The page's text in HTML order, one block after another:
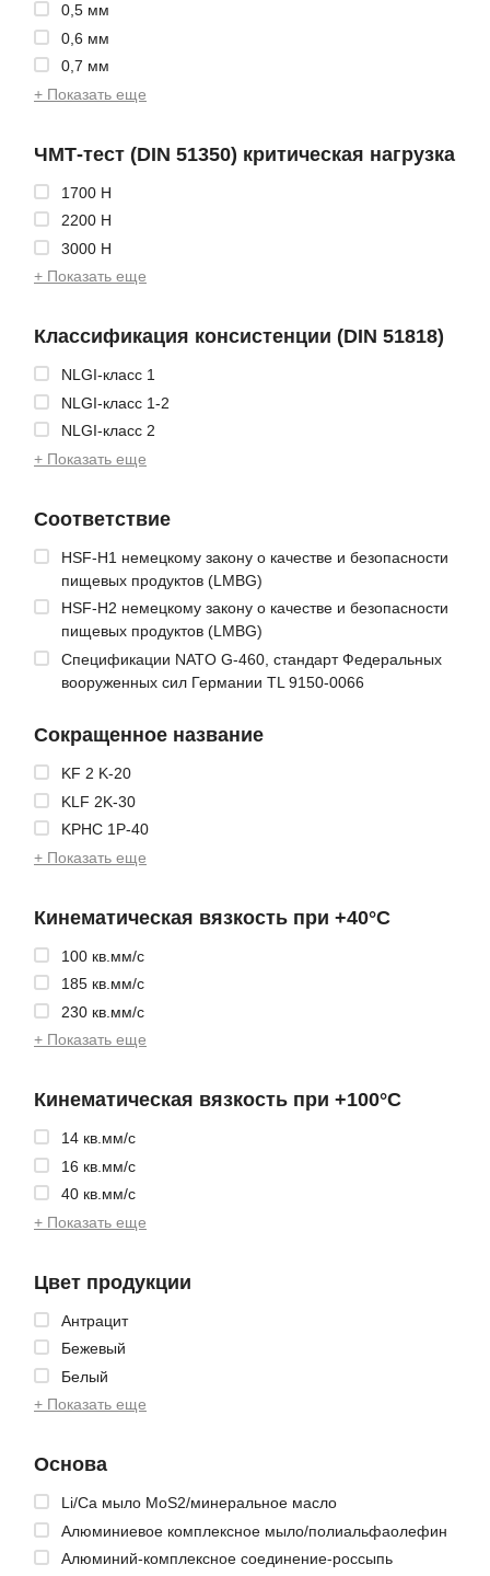
0,5 мм
0,6 мм
0,7 мм
+ Показать еще
ЧМТ-тест (DIN 51350) критическая нагрузка
1700 Н
2200 Н
3000 Н
+ Показать еще
Классификация консистенции (DIN 51818)
NLGI-класс 1
NLGI-класс 1-2
NLGI-класс 2
+ Показать еще
Соответствие
HSF-H1 немецкому закону о качестве и безопасности
пищевых продуктов (LMBG)
HSF-H2 немецкому закону о качестве и безопасности
пищевых продуктов (LMBG)
Спецификации NATO G-460, стандарт Федеральных
вооруженных сил Германии TL 9150-0066
Сокращенное название
KF 2 K-20
KLF 2K-30
KPHC 1P-40
+ Показать еще
Кинематическая вязкость при +40°С
100 кв.мм/с
185 кв.мм/с
230 кв.мм/с
+ Показать еще
Кинематическая вязкость при +100°С
14 кв.мм/с
16 кв.мм/с
40 кв.мм/с
+ Показать еще
Цвет продукции
Антрацит
Бежевый
Белый
+ Показать еще
Основа
Li/Ca мыло MoS2/минеральное масло
Алюминиевое комплексное мыло/полиальфаолефин
Алюминий-комплексное соединение-россыпь